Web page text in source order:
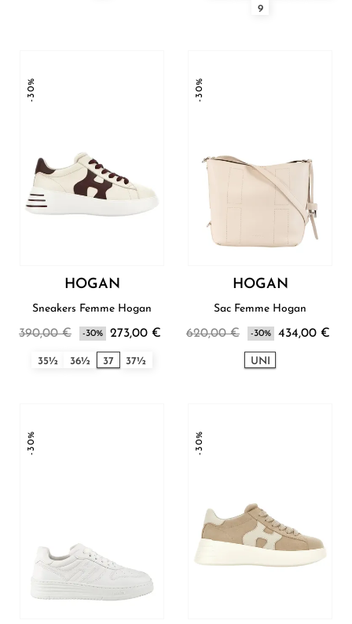
9
-30%
HOGAN
Sneakers Femme Hogan
390,00 € -30% 273,00 €
35½ 36½ 37 37½
-30%
HOGAN
Sac Femme Hogan
620,00 € -30% 434,00 €
UNI
-30% -30%